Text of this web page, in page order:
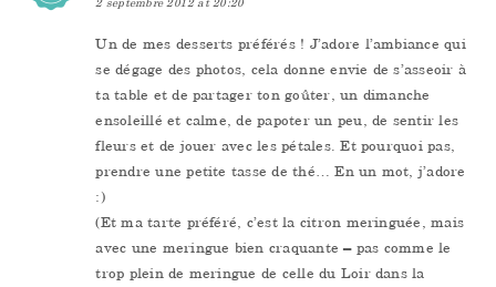
Un de mes desserts préférés ! J’adore l’ambiance qui
se dégage des photos, cela donne envie de s’asseoir à
ta table et de partager ton goûter, un dimanche
ensoleillé et calme, de papoter un peu, de sentir les
fleurs et de jouer avec les pétales. Et pourquoi pas,
prendre une petite tasse de thé… En un mot, j’adore
:)
(Et ma tarte préféré, c’est la citron meringuée, mais
avec une meringue bien craquante – pas comme le
trop plein de meringue de celle du Loir dans la